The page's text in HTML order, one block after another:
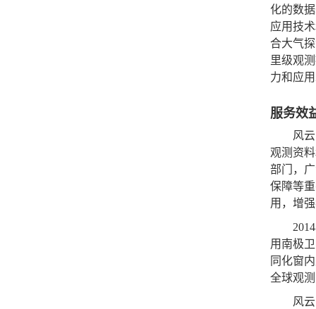
化的数
应用技
合大气
里级观
力和应
服务效
风
观测资
部门，
保障等
用，增
用南极
同化窗
全球观
风